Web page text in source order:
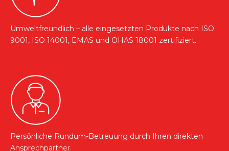
Umweltfreundlich – alle eingesetzten Produkte nach ISO
9001, ISO 14001, EMAS und OHAS 18001 zertifiziert.
Persönliche Rundum-Betreuung durch Ihren direkten
Ansprechpartner.